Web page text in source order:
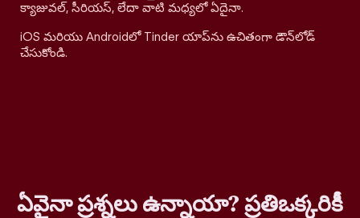
క్యాజువల్, సీరియస్, లేదా వాటి మధ్యలో ఏదైనా.
iOS మరియు Androidలో Tinder యాప్‌ను ఉచితంగా డౌన్‌లోడ్
చేసుకోండి.
ఏవైనా ప్రశ్నలు ఉన్నాయా? ప్రతిఒక్కరికీ